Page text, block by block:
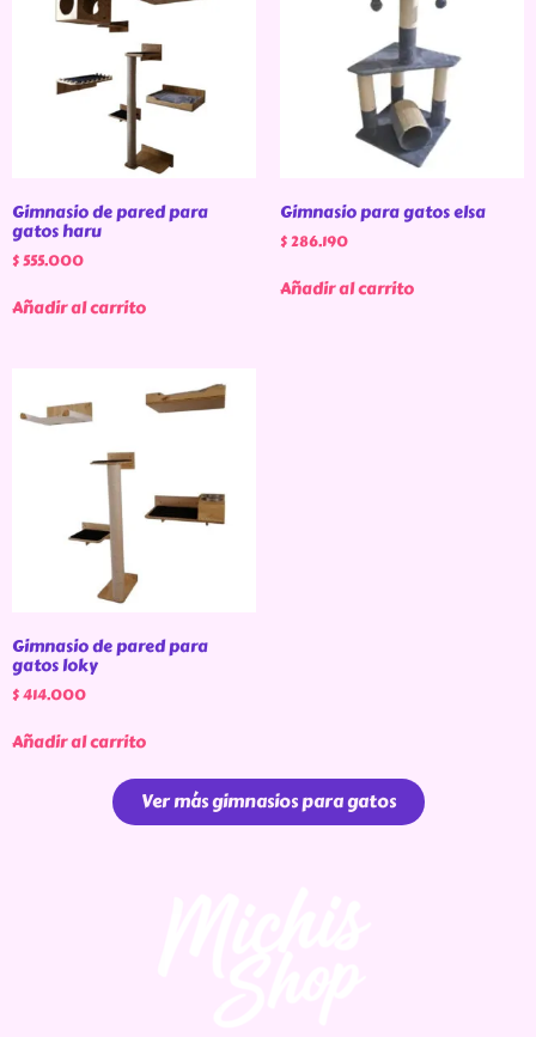
Gimnasio de pared para
gatos haru
$555.000
Añadir al carrito
Gimnasio para gatos elsa
$286.190
Añadir al carrito
Gimnasio de pared para
gatos loky
$414.000
Añadir al carrito
Ver más gimnasios para gatos